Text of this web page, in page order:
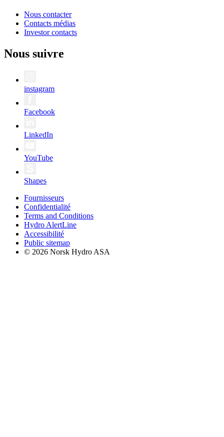
Nous contacter
Contacts médias
Investor contacts
Nous suivre
instagram
Facebook
LinkedIn
YouTube
Shapes
Fournisseurs
Confidentialité
Terms and Conditions
Hydro AlertLine
Accessibilité
Public sitemap
© 2026 Norsk Hydro ASA